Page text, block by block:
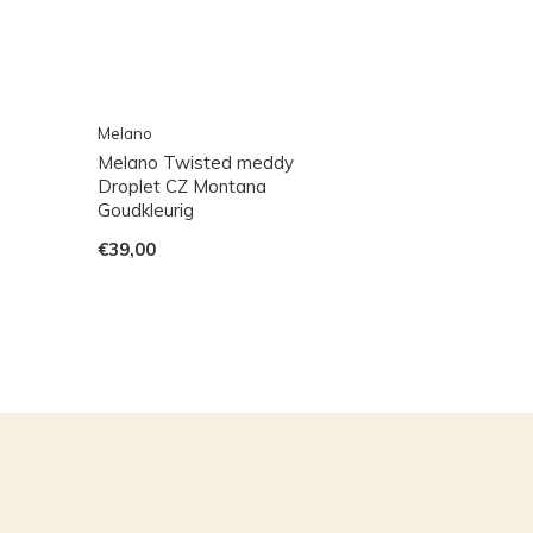
Melano
Melano Twisted meddy
Droplet CZ Montana
Goudkleurig
€39,00